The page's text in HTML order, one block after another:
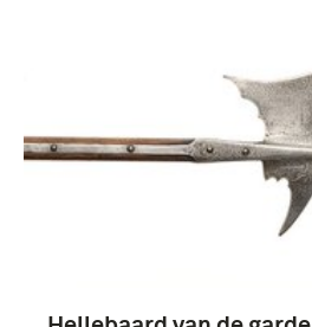
Gey van Pittius, Adriaan
28e Regiment Infanterie
(mitrailleurcompagnie) (3)